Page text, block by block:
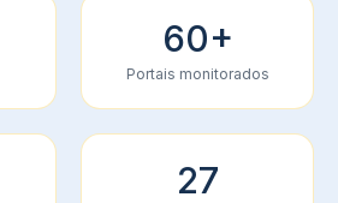
60+
Portais monitorados
27